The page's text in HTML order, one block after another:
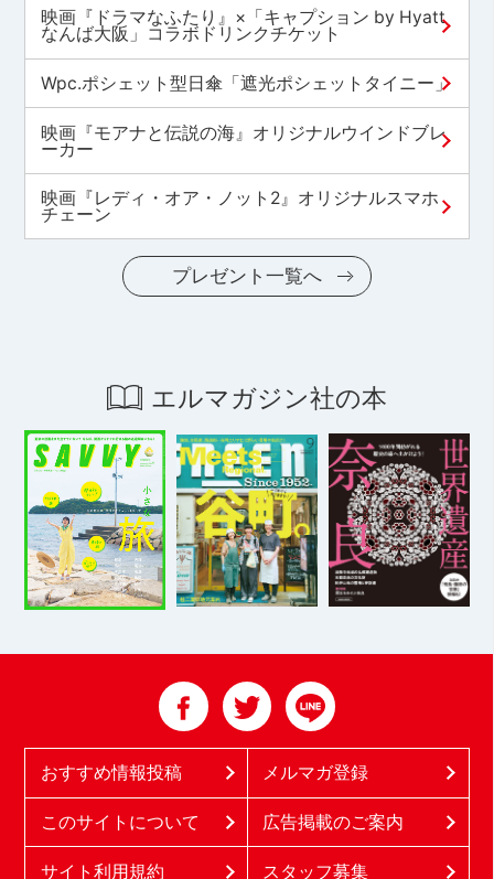
映画『ドラマなふたり』×「キャプション by Hyatt
なんば大阪」コラボドリンクチケット
Wpc.ポシェット型日傘「遮光ポシェットタイニー」
映画『モアナと伝説の海』オリジナルウインドブレ
ーカー
映画『レディ・オア・ノット2』オリジナルスマホ
チェーン
プレゼント一覧へ
エルマガジン社の本
おすすめ情報投稿 メルマガ登録
このサイトについて 広告掲載のご案内
サイト利用規約 スタッフ募集